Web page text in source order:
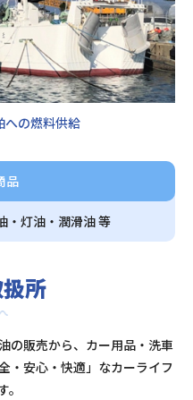
への燃料供給
品
・灯油・潤滑油 等
所
の販売から、カー用品・洗車
・安心・快適」なカーライフ